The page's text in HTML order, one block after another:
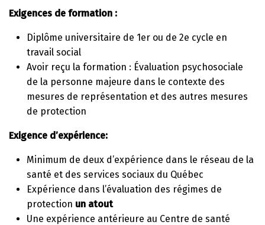
Exigences de formation :
Diplôme universitaire de 1er ou de 2e cycle en
travail social
Avoir reçu la formation : Évaluation psychosociale
de la personne majeure dans le contexte des
mesures de représentation et des autres mesures
de protection
Exigence d’expérience:
Minimum de deux d’expérience dans le réseau de la
santé et des services sociaux du Québec
Expérience dans l’évaluation des régimes de
protection un atout
Une expérience antérieure au Centre de santé